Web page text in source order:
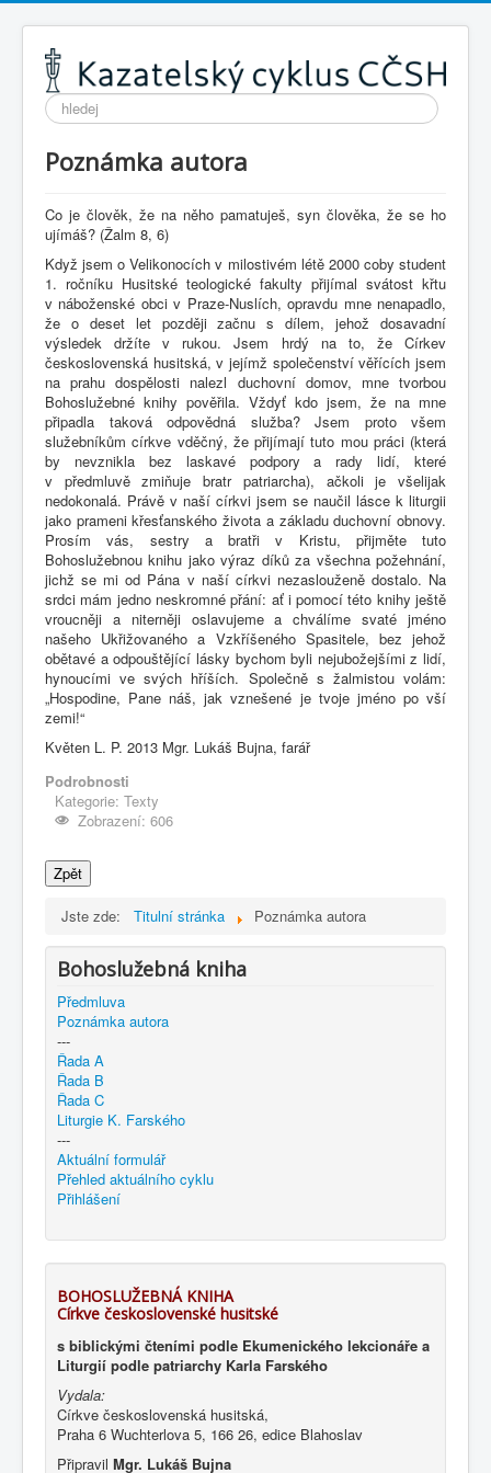
Vyhledávání...
Poznámka autora
Co je člověk, že na něho pamatuješ, syn člověka, že se ho
ujímáš? (Žalm 8, 6)
Když jsem o Velikonocích v milostivém létě 2000 coby student
1. ročníku Husitské teologické fakulty přijímal svátost křtu
v náboženské obci v Praze-Nuslích, opravdu mne nenapadlo,
že o deset let později začnu s dílem, jehož dosavadní
výsledek držíte v rukou. Jsem hrdý na to, že Církev
československá husitská, v jejímž společenství věřících jsem
na prahu dospělosti nalezl duchovní domov, mne tvorbou
Bohoslužebné knihy pověřila. Vždyť kdo jsem, že na mne
připadla taková odpovědná služba? Jsem proto všem
služebníkům církve vděčný, že přijímají tuto mou práci (která
by nevznikla bez laskavé podpory a rady lidí, které
v předmluvě zmiňuje bratr patriarcha), ačkoli je všelijak
nedokonalá. Právě v naší církvi jsem se naučil lásce k liturgii
jako prameni křesťanského života a základu duchovní obnovy.
Prosím vás, sestry a bratři v Kristu, přijměte tuto
Bohoslužebnou knihu jako výraz díků za všechna požehnání,
jichž se mi od Pána v naší církvi nezaslouženě dostalo. Na
srdci mám jedno neskromné přání: ať i pomocí této knihy ještě
vroucněji a niterněji oslavujeme a chválíme svaté jméno
našeho Ukřižovaného a Vzkříšeného Spasitele, bez jehož
obětavé a odpouštějící lásky bychom byli nejubožejšími z lidí,
hynoucími ve svých hříších. Společně s žalmistou volám:
„Hospodine, Pane náš, jak vznešené je tvoje jméno po vší
zemi!“
Květen L. P. 2013 Mgr. Lukáš Bujna, farář
Podrobnosti
Kategorie: Texty
Zobrazení: 606
Zpět
Jste zde: Titulní stránka Poznámka autora
Bohoslužebná kniha
Předmluva
Poznámka autora
---
Řada A
Řada B
Řada C
Liturgie K. Farského
---
Aktuální formulář
Přehled aktuálního cyklu
Přihlášení
BOHOSLUŽEBNÁ KNIHA
Církve československé husitské
s biblickými čteními podle Ekumenického lekcionáře a
Liturgií podle patriarchy Karla Farského
Vydala:
Církve československá husitská,
Praha 6 Wuchterlova 5, 166 26, edice Blahoslav
Připravil Mgr. Lukáš Bujna